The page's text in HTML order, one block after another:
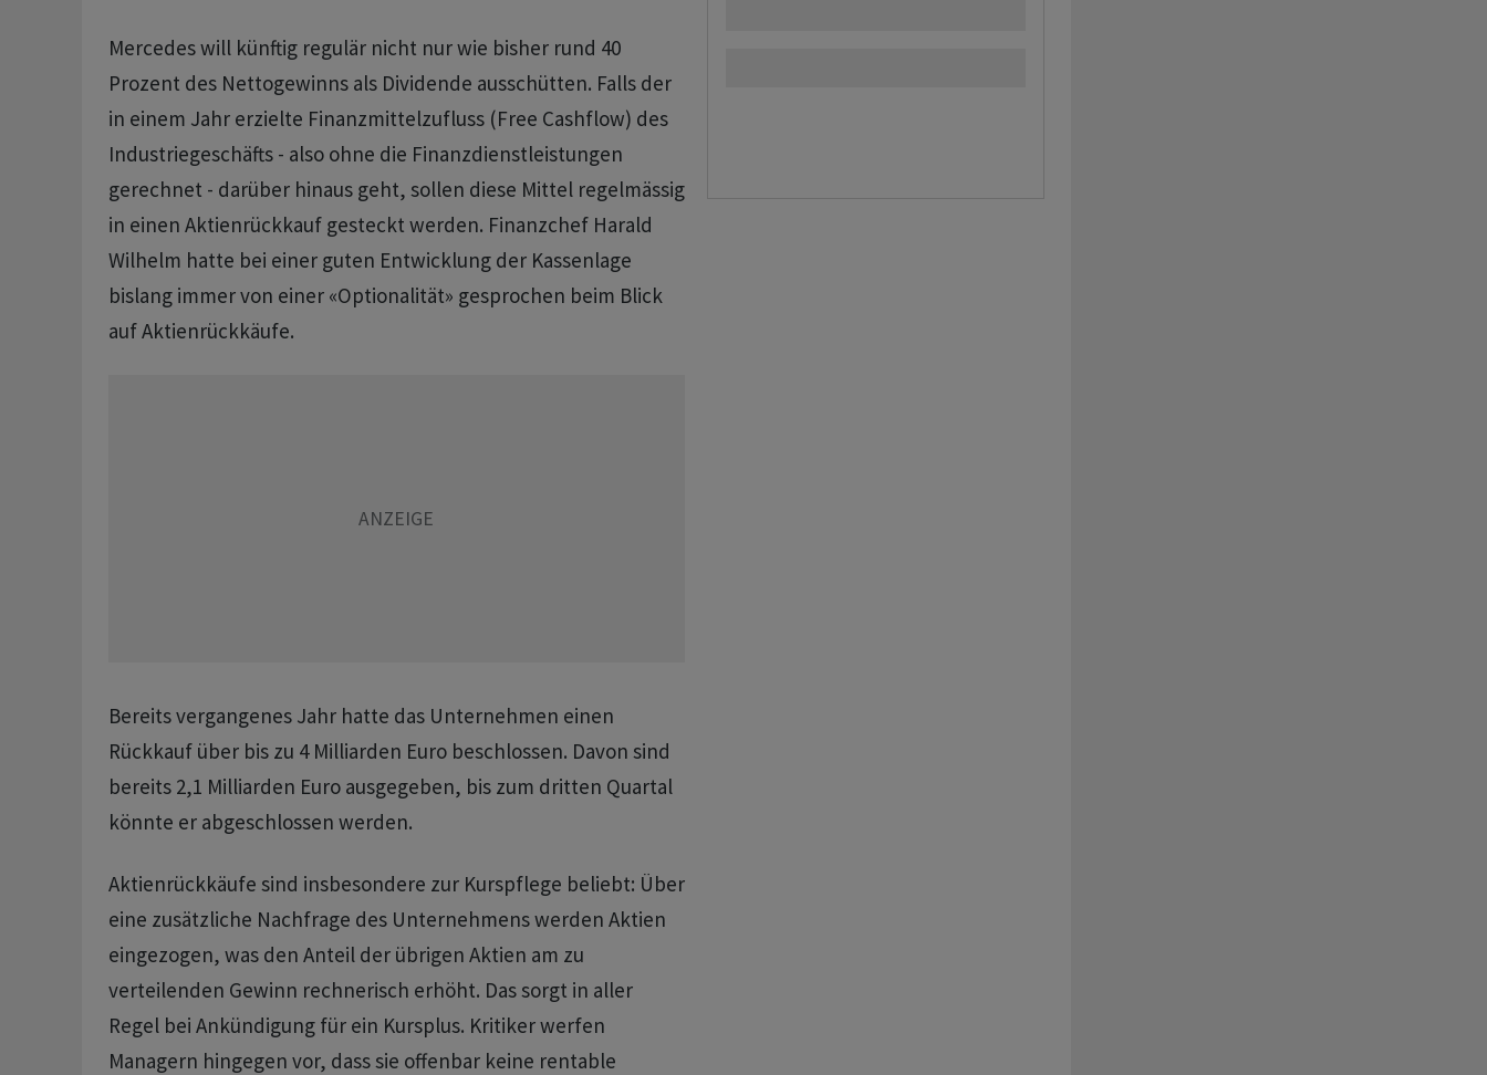
Mercedes will künftig regulär nicht nur wie bisher rund 40
Prozent des Nettogewinns als Dividende ausschütten. Falls der
in einem Jahr erzielte Finanzmittelzufluss (Free Cashflow) des
Industriegeschäfts - also ohne die Finanzdienstleistungen
gerechnet - darüber hinaus geht, sollen diese Mittel regelmässig
in einen Aktienrückkauf gesteckt werden. Finanzchef Harald
Wilhelm hatte bei einer guten Entwicklung der Kassenlage
bislang immer von einer «Optionalität» gesprochen beim Blick
auf Aktienrückkäufe.
Bereits vergangenes Jahr hatte das Unternehmen einen
Rückkauf über bis zu 4 Milliarden Euro beschlossen. Davon sind
bereits 2,1 Milliarden Euro ausgegeben, bis zum dritten Quartal
könnte er abgeschlossen werden.
Aktienrückkäufe sind insbesondere zur Kurspflege beliebt: Über
eine zusätzliche Nachfrage des Unternehmens werden Aktien
eingezogen, was den Anteil der übrigen Aktien am zu
verteilenden Gewinn rechnerisch erhöht. Das sorgt in aller
Regel bei Ankündigung für ein Kursplus. Kritiker werfen
Managern hingegen vor, dass sie offenbar keine rentable